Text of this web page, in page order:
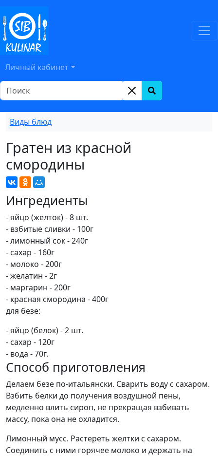
Личный кабинет
Виды блюд
Гратен из красной
смородины
Ингредиенты
- яйцо (желток) - 8 шт.
- взбитые сливки - 100г
- лимонный сок - 240г
- сахар - 160г
- молоко - 200г
- желатин - 2г
- маргарин - 200г
- красная смородина - 400г
для безе:
- яйцо (белок) - 2 шт.
- сахар - 120г
- вода - 70г.
Способ приготовления
Делаем безе по-итальянски. Сварить воду с сахаром.
Взбить белки до получения воздушной пены,
медленно влить сироп, не прекращая взбивать
массу, пока она не охладится.
Лимонный мусс. Растереть желтки с сахаром.
Соединить с ними горячее молоко и держать на